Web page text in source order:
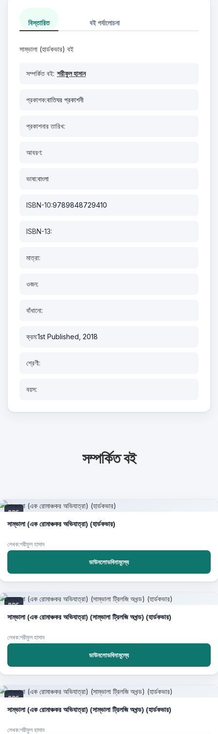
বিস্তারিত বই পর্যালোচনা
সাম্ভালা (হার্ডকভার) বই
সম্পর্কিত বই: শরীফুল হাসান
প্রকাশক:বাতিঘর প্রকাশনী
প্রকাশনার তারিখ:
আবরণ:
ভাষা:বাংলা
ISBN-10:9789848729410
ISBN-13:
মাত্রা:
ওজন:
বাঁধানো:
ক্রম:1st Published, 2018
শ্রেণী:
বয়স:
সম্পর্কিত বই
PDF
সাম্ভালা (এক রোমাঞ্চকর অভিযাত্রা) (হার্ডকভার)
লেখক:শরীফুল হাসান
ডাউনলোডবিনামূল্যে
PDF
সাম্ভালা (এক রোমাঞ্চকর অভিযাত্রা) (সাম্ভালা ট্রিলজি অখন্ড) (হার্ডকভার)
লেখক:শরীফুল হাসান
ডাউনলোডবিনামূল্যে
PDF
সাম্ভালা (এক রোমাঞ্চকর অভিযাত্রা) (সাম্ভালা ট্রিলজি অখন্ড) (হার্ডকভার)
লেখক:শরীফুল হাসান